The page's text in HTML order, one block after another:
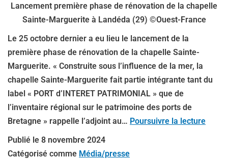
Lancement première phase de rénovation de la chapelle
Sainte-Marguerite à Landéda (29) ©Ouest-France
Le 25 octobre dernier a eu lieu le lancement de la
première phase de rénovation de la chapelle Sainte-
Marguerite. « Construite sous l’influence de la mer, la
chapelle Sainte-Marguerite fait partie intégrante tant du
label « PORT d’INTERET PATRIMONIAL » que de
l’inventaire régional sur le patrimoine des ports de
Bretagne » rappelle l’adjoint au… Poursuivre la lecture
Publié le 8 novembre 2024
Catégorisé comme Média/presse